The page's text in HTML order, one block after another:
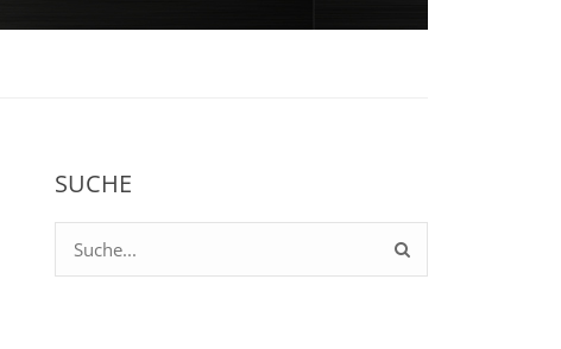
SUCHE